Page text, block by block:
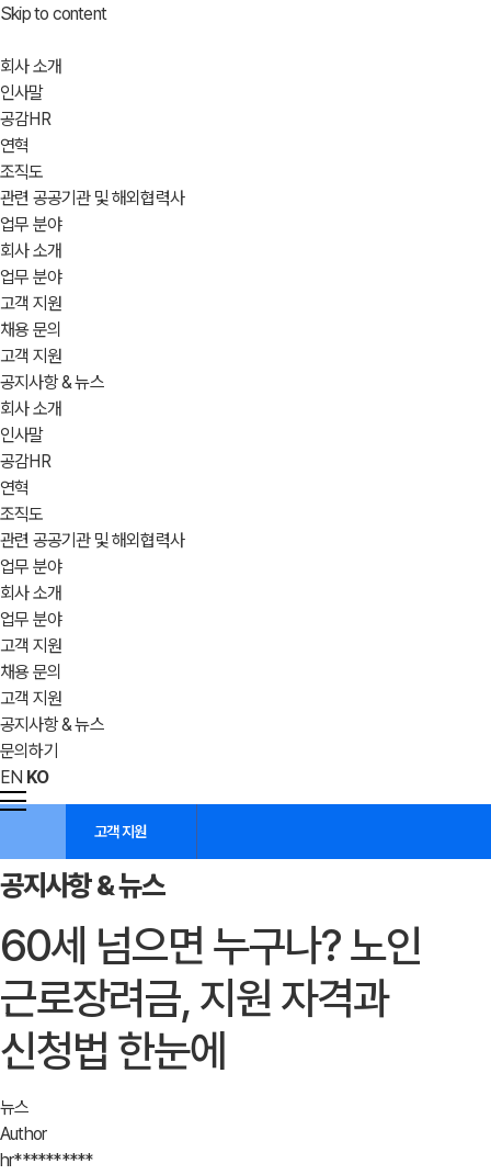
Skip to content
회사 소개
인사말
공감HR
연혁
조직도
관련 공공기관 및 해외협력사
업무 분야
회사 소개
업무 분야
고객 지원
채용 문의
고객 지원
공지사항 & 뉴스
회사 소개
인사말
공감HR
연혁
조직도
관련 공공기관 및 해외협력사
업무 분야
회사 소개
업무 분야
고객 지원
채용 문의
고객 지원
공지사항 & 뉴스
문의하기
EN KO
고객 지원
공지사항 & 뉴스
60세 넘으면 누구나? 노인
근로장려금, 지원 자격과
신청법 한눈에
뉴스
Author
hr**********